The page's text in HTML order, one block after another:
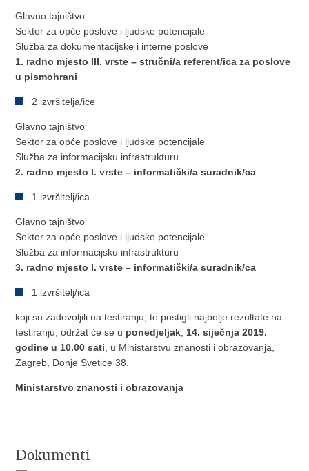
Glavno tajništvo
Sektor za opće poslove i ljudske potencijale
Služba za dokumentacijske i interne poslove
1. radno mjesto III. vrste – stručni/a referent/ica za poslove
u pismohrani
2 izvršitelja/ice
Glavno tajništvo
Sektor za opće poslove i ljudske potencijale
Služba za informacijsku infrastrukturu
2. radno mjesto I. vrste – informatički/a suradnik/ca
1 izvršitelj/ica
Glavno tajništvo
Sektor za opće poslove i ljudske potencijale
Služba za informacijsku infrastrukturu
3. radno mjesto I. vrste – informatički/a suradnik/ca
1 izvršitelj/ica
koji su zadovoljili na testiranju, te postigli najbolje rezultate na
testiranju, održat će se u ponedjeljak 14. siječnja 2019.
godine u 10.00 sati , u Ministarstvu znanosti i obrazovanja,
Zagreb, Donje Svetice 38.
Ministarstvo znanosti i obrazovanja
Dokumenti